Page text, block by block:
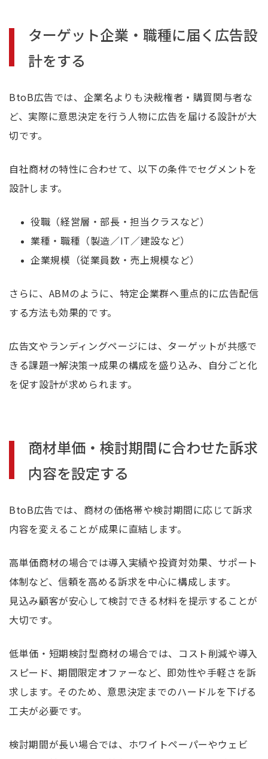
ターゲット企業・職種に届く広告設
計をする
BtoB広告では、企業名よりも決裁権者・購買関与者な
ど、実際に意思決定を行う人物に広告を届ける設計が大
切です。
自社商材の特性に合わせて、以下の条件でセグメントを
設計します。
役職（経営層・部長・担当クラスなど）
業種・職種（製造／IT／建設など）
企業規模（従業員数・売上規模など）
さらに、ABMのように、特定企業群へ重点的に広告配信
する方法も効果的です。
広告文やランディングページには、ターゲットが共感で
きる課題→解決策→成果の構成を盛り込み、自分ごと化
を促す設計が求められます。
商材単価・検討期間に合わせた訴求
内容を設定する
BtoB広告では、商材の価格帯や検討期間に応じて訴求
内容を変えることが成果に直結します。
高単価商材の場合では導入実績や投資対効果、サポート
体制など、信頼を高める訴求を中心に構成します。
見込み顧客が安心して検討できる材料を提示することが
大切です。
低単価・短期検討型商材の場合では、コスト削減や導入
スピード、期間限定オファーなど、即効性や手軽さを訴
求します。そのため、意思決定までのハードルを下げる
工夫が必要です。
検討期間が長い場合では、ホワイトペーパーやウェビ